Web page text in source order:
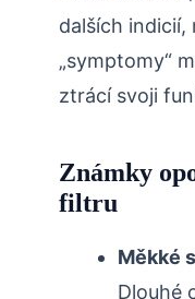
dalších indicií,
„symptomy“
ztrácí svoji
Známky
filtru
Měkké
Dlouhé